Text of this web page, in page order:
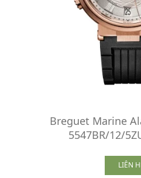
Breguet Marine
5547BR/12/
LIÊN